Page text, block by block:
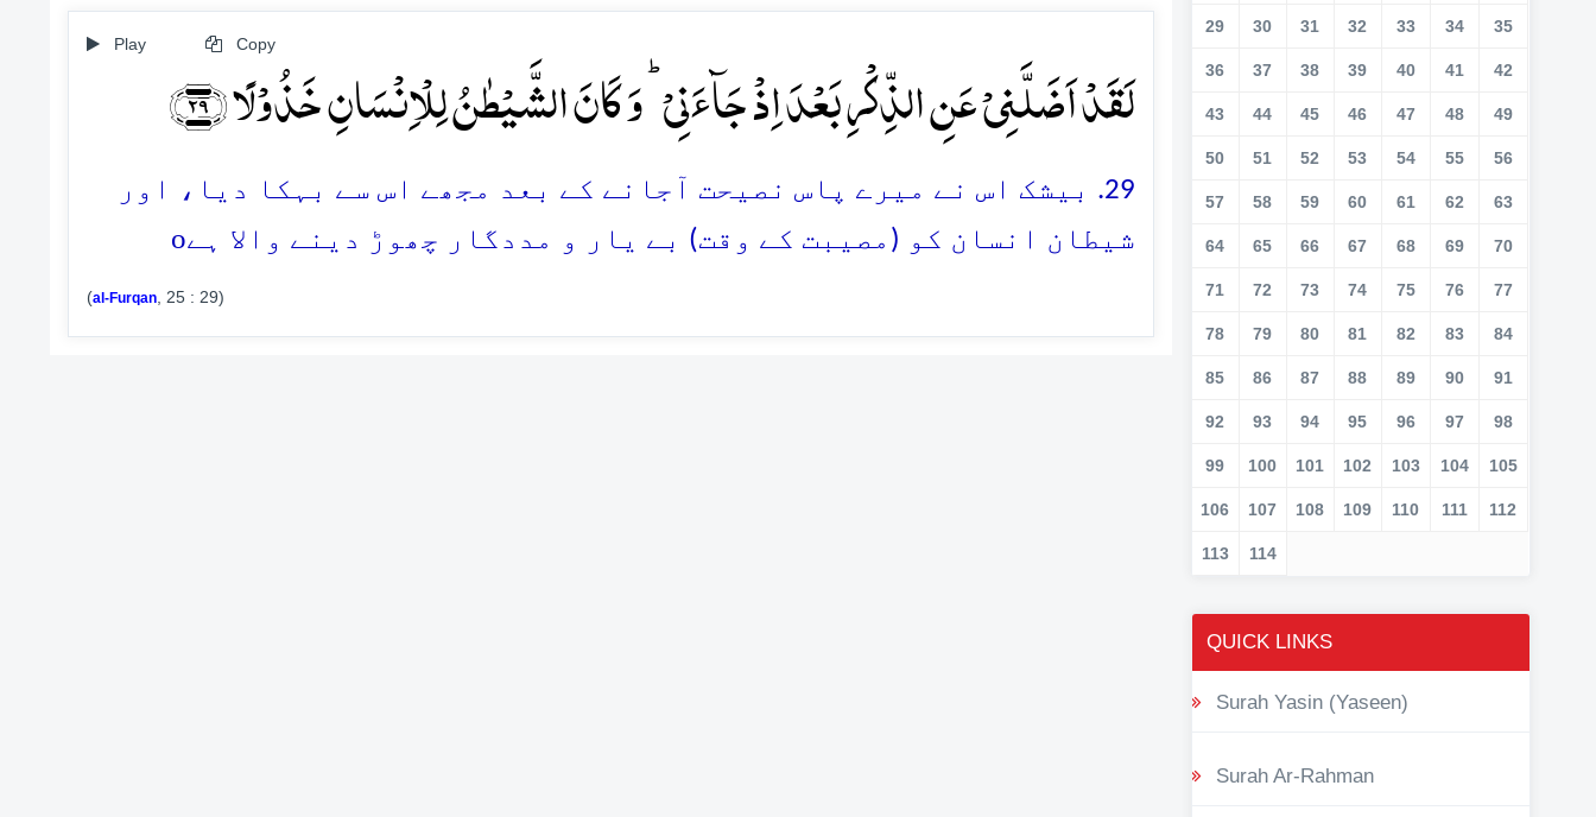
Play Copy
لَقَدۡ اَضَلَّنِیۡ عَنِ الذِّکۡرِ بَعۡدَ اِذۡ جَآءَنِیۡ ؕ وَ کَانَ الشَّیۡطٰنُ لِلۡاِنۡسَانِ خَذُوۡلًا ﴿۲۹﴾
29. بیشک اس نے میرے پاس نصیحت آجانے کے بعد مجھے اس سے بہکا دیا، اور
شیطان انسان کو (مصیبت کے وقت) بے یار و مددگار چھوڑ دینے والا ہےo
(al-Furqan, 25 : 29)
29 30 31 32 33 34 35
36 37 38 39 40 41 42
43 44 45 46 47 48 49
50 51 52 53 54 55 56
57 58 59 60 61 62 63
64 65 66 67 68 69 70
71 72 73 74 75 76 77
78 79 80 81 82 83 84
85 86 87 88 89 90 91
92 93 94 95 96 97 98
99 100 101 102 103 104 105
106 107 108 109 110 111 112
113 114
QUICK LINKS
Surah Yasin (Yaseen)
Surah Ar-Rahman